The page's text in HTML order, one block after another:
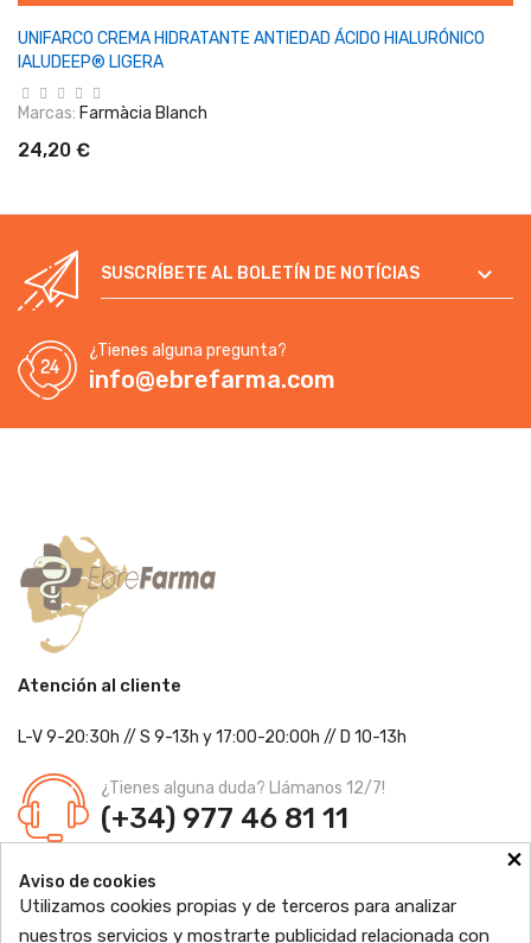
UNIFARCO CREMA HIDRATANTE ANTIEDAD ÁCIDO HIALURÓNICO
IALUDEEP® LIGERA
Marcas: Farmàcia Blanch
24,20 €
SUSCRÍBETE AL BOLETÍN DE NOTÍCIAS 
¿Tienes alguna pregunta?
info@ebrefarma.com
Atención al cliente
L-V 9-20:30h // S 9-13h y 17:00-20:00h // D 10-13h
¿Tienes alguna duda? Llámanos 12/7!
(+34) 977 46 81 11
Farmacia Jordi Blanch
C/ Major, 1 - 43877
Ldo. Jordi Blanch Pastor
Nº de Colegiado: 870
×
Aviso de cookies
Utilizamos cookies propias y de terceros para analizar
nuestros servicios y mostrarte publicidad relacionada con